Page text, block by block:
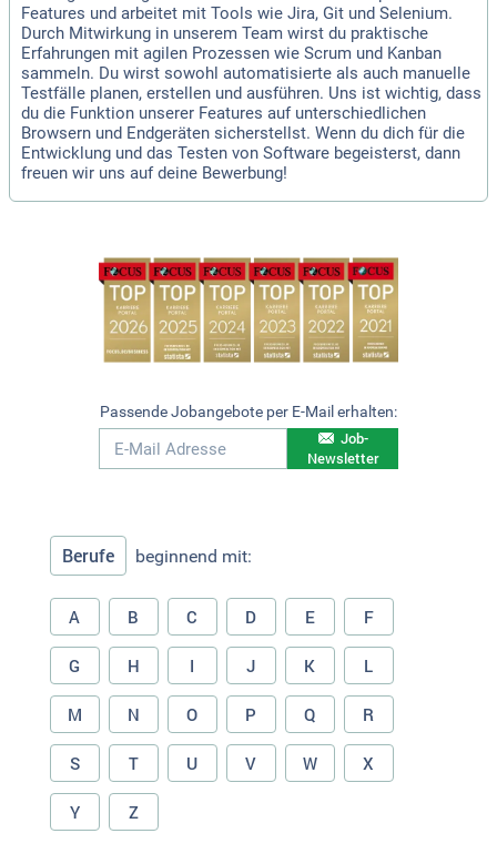
Features und arbeitet mit Tools wie Jira, Git und Selenium.
Durch Mitwirkung in unserem Team wirst du praktische
Erfahrungen mit agilen Prozessen wie Scrum und Kanban
sammeln. Du wirst sowohl automatisierte als auch manuelle
Testfälle planen, erstellen und ausführen. Uns ist wichtig, dass
du die Funktion unserer Features auf unterschiedlichen
Browsern und Endgeräten sicherstellst. Wenn du dich für die
Entwicklung und das Testen von Software begeisterst, dann
freuen wir uns auf deine Bewerbung!
Passende Jobangebote per E-Mail erhalten:
Job-
Newsletter
Berufe beginnend mit:
A B C D E F
G H I J K L
M N O P Q R
S T U V W X
Y Z